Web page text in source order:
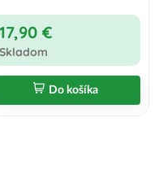
17,90 €
Skladom
Do košíka